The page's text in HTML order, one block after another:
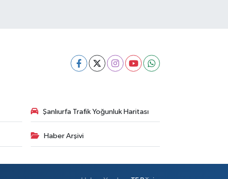
Şanlıurfa Trafik Yoğunluk Haritası
Haber Arşivi